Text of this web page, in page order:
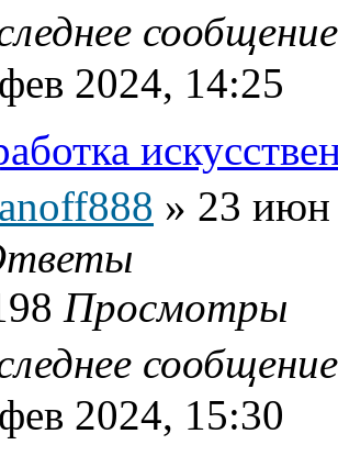
2024, 14:25
» 23 июн
Просмотры
2024, 15:30